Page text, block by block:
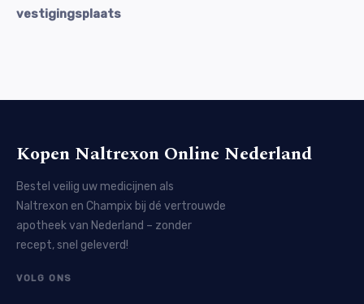
vestigingsplaats
Kopen Naltrexon Online Nederland
Bestel veilig uw medicijnen als
Naltrexon en Champix bij dé vertrouwde
apotheek van Nederland – zonder
recept, snel geleverd!
VOLG ONS